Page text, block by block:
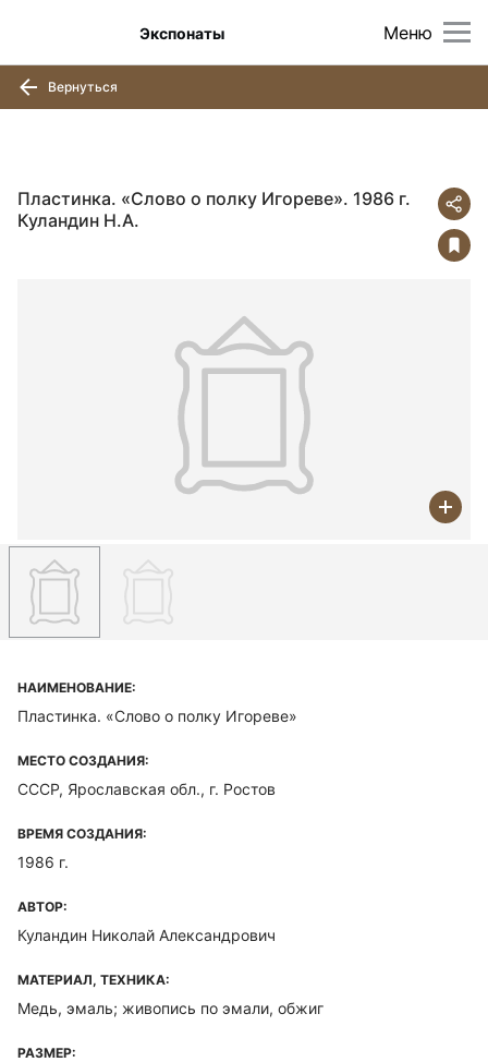
Меню
Экспонаты
Вернуться
Пластинка. «Слово о полку Игореве». 1986 г.
Куландин Н.А.
НАИМЕНОВАНИЕ:
Пластинка. «Слово о полку Игореве»
МЕСТО СОЗДАНИЯ:
СССР, Ярославская обл., г. Ростов
ВРЕМЯ СОЗДАНИЯ:
1986 г.
АВТОР:
Куландин Николай Александрович
МАТЕРИАЛ, ТЕХНИКА:
Медь, эмаль; живопись по эмали, обжиг
РАЗМЕР: